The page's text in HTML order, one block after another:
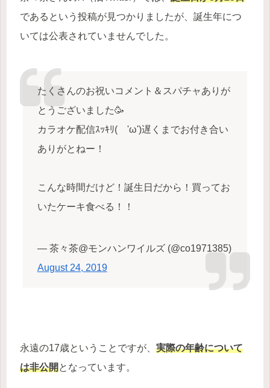
であるという投稿が見つかりましたが、誕生年につ
いては公表されていませんでした。
たくさんのお祝いコメント＆スパチャありが
とうございました🥳
カラオケ配信ｽｯｷﾘ( 'ω')遅くまでお付き合い
ありがとねー！
こんな時間だけど！誕生日だから！買ってお
いたケーキ食べる！！
— 茶々茶@モンハンワイルズ (@co1971385)
August 24, 2019
永遠の17歳ということですが、 実際の年齢について
は非公開となっています。